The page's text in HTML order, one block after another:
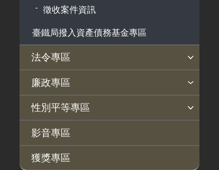
徵收案件資訊
臺鐵局撥入資產債務基金專區
法令專區
法令查詢
解釋性規定及裁量基準
法令英譯徵集意見專區
訴願文件下載
相關實務判解
相關網站資源
廉政專區
揭弊者保護專區
廉政訊息
利益衝突迴避園地
公務員廉政倫理規範
公職人員財產申報園地
廉政檢舉管道
桃地計畫廉政平臺專網
桃地計畫
廉政平臺
啟動儀式及交流座談會
性別平等專區
性別平等工作小組
宣傳事項
性別平等推動計畫
性別平等統計分析
性別平等影響評估
性騷擾防治
相關網站
影音專區
獲獎專區